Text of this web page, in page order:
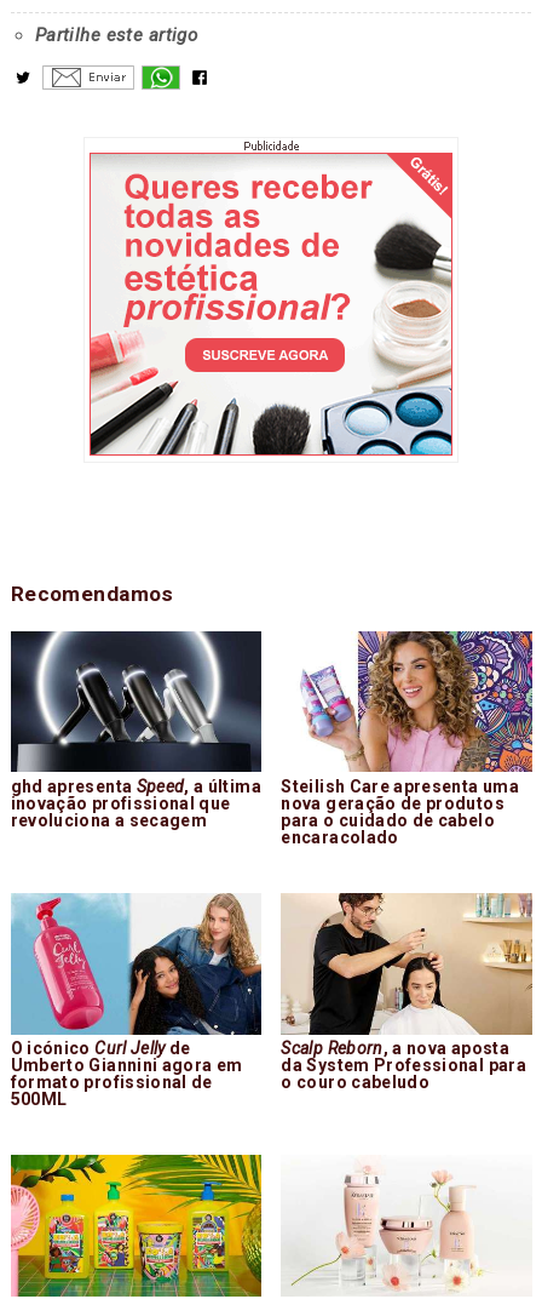
Partilhe este artigo
Recomendamos
ghd apresenta Speed, a última
inovação profissional que
revoluciona a secagem
Steilish Care apresenta uma
nova geração de produtos
para o cuidado de cabelo
encaracolado
O icónicoCurl Jellyde
Umberto Giannini agora em
formato profissional de
500ML
Scalp Reborn, a nova aposta
da System Professional para
o couro cabeludo